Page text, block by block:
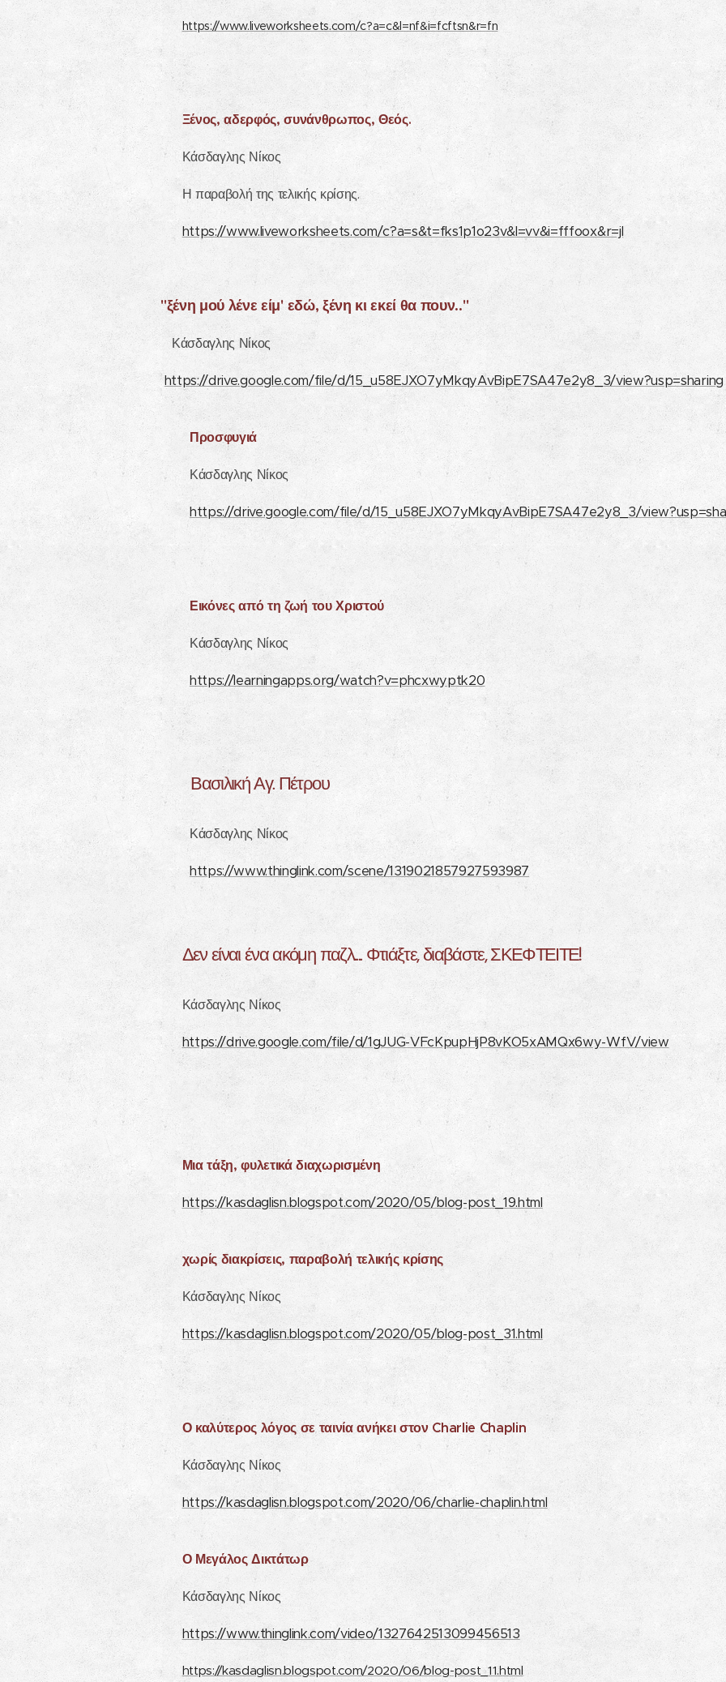
https://www.liveworksheets.com/c?a=c&l=nf&i=fcftsn&r=fn
Ξένος, αδερφός, συνάνθρωπος, Θεός.
Κάσδαγλης Νίκος
Η παραβολή της τελικής κρίσης.
https://www.liveworksheets.com/c?a=s&t=fks1p1o23v&l=vv&i=fffoox&r=jl
"ξένη μού λένε είμ' εδώ, ξένη κι εκεί θα πουν.."
Κάσδαγλης Νίκος
https://drive.google.com/file/d/15_u58EJXO7yMkqyAvBipE7SA47e2y8_3/view?usp=sharing
Προσφυγιά
Κάσδαγλης Νίκος
https://drive.google.com/file/d/15_u58EJXO7yMkqyAvBipE7SA47e2y8_3/
Εικόνες από τη ζωή του Χριστού
Κάσδαγλης Νίκος
https://learningapps.org/watch?v=phcxwyptk20
Βασιλική Αγ. Πέτρου
Κάσδαγλης Νίκος
https://www.thinglink.com/scene/1319021857927593987
Δεν είναι ένα ακόμη παζλ.... Φτιάξτε, διαβάστε, ΣΚΕΦΤΕΙΤΕ!
Κάσδαγλης Νίκος
https://drive.google.com/file/d/1gJUG-VFcKpupHjP8vKO5xAMQx6wy-WfV/view
Μια τάξη, φυλετικά διαχωρισμένη
https://kasdaglisn.blogspot.com/2020/05/blog-post_19.html
χωρίς διακρίσεις, παραβολή τελικής κρίσης
Κάσδαγλης Νίκος
https://kasdaglisn.blogspot.com/2020/05/blog-post_31.html
Ο καλύτερος λόγος σε ταινία ανήκει στον Charlie Chaplin
Κάσδαγλης Νίκος
https://kasdaglisn.blogspot.com/2020/06/charlie-chaplin.html
Ο Μεγάλος Δικτάτωρ
Κάσδαγλης Νίκος
https://www.thinglink.com/video/1327642513099456513
https://kasdaglisn.blogspot.com/2020/06/blog-post_11.html